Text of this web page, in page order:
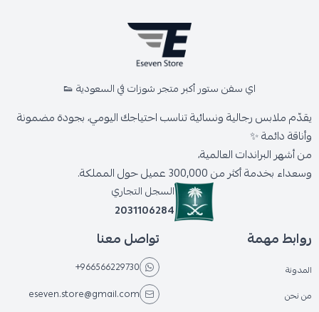
اي سفن ستور أكبر متجر شوزات في السعودية 👟
يقدّم ملابس رجالية ونسائية تناسب احتياجك اليومي، بجودة مضمونة
وأناقة دائمة ✨
من أشهر البراندات العالمية،
وسعداء بخدمة أكثر من 300,000 عميل حول المملكة.
السجل التجاري
2031106284
روابط مهمة
المدونة
من نحن
تواصل معنا
+966566229730
eseven.store@gmail.com